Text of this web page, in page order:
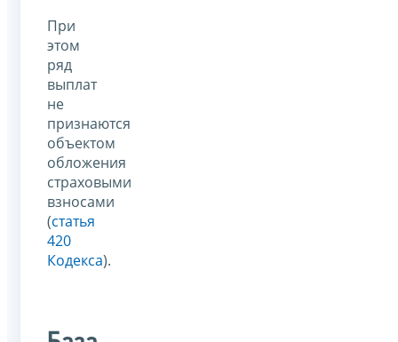
При
этом
ряд
выплат
не
признаются
объектом
обложения
страховыми
взносами
(статья
420
Кодекса).